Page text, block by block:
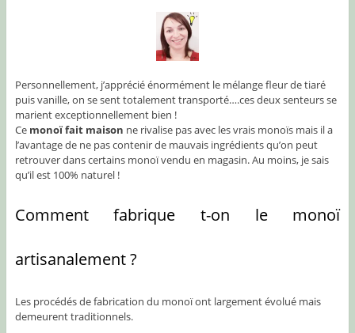
Personnellement, j’apprécié énormément le mélange fleur de tiaré
puis vanille, on se sent totalement transporté….ces deux senteurs se
marient exceptionnellement bien !
Ce monoï fait maison ne rivalise pas avec les vrais monoïs mais il a
l’avantage de ne pas contenir de mauvais ingrédients qu’on peut
retrouver dans certains monoï vendu en magasin. Au moins, je sais
qu’il est 100% naturel !
Comment fabrique t-on le monoï
artisanalement ?
Les procédés de fabrication du monoï ont largement évolué mais
demeurent traditionnels.